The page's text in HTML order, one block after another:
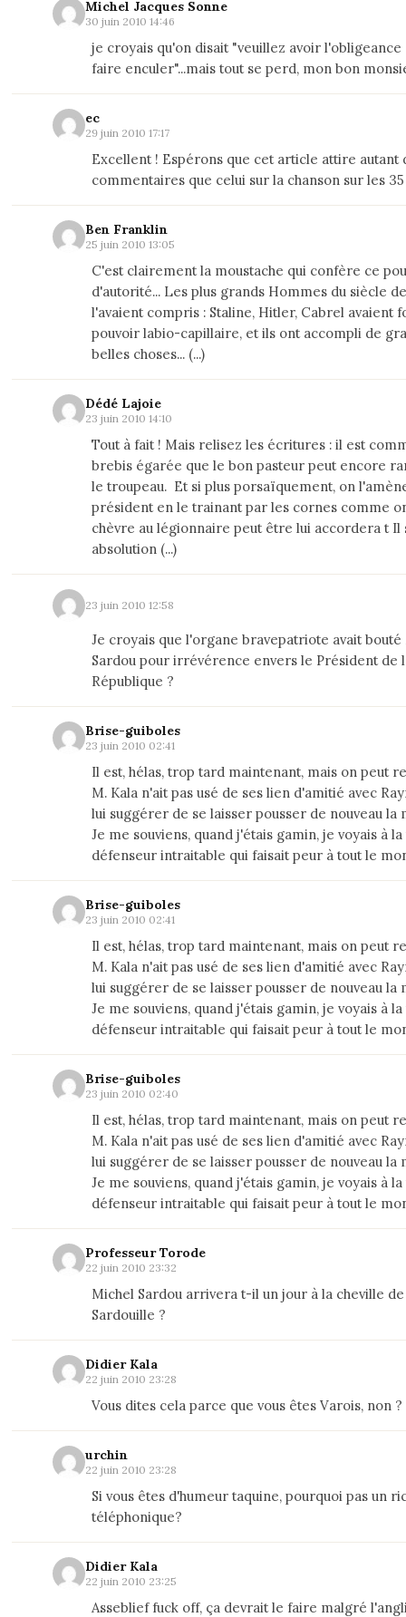
Michel Jacques Sonne
30 juin 2010 14:46
je croyais qu'on disait "veuillez avoir l'obligeance
faire enculer"...mais tout se perd, mon bon
ec
29 juin 2010 17:17
Excellent ! Espérons que cet article attire autant
commentaires que celui sur la chanson sur les 35
Ben Franklin
25 juin 2010 13:05
C'est clairement la moustache qui confère ce
d'autorité... Les plus grands Hommes du siècle
l'avaient compris : Staline, Hitler, Cabrel avaient
pouvoir labio-capillaire, et ils ont accompli de
belles choses... (...)
Dédé Lajoie
23 juin 2010 14:10
Tout à fait ! Mais relisez les écritures : il est
brebis égarée que le bon pasteur peut encore
le troupeau. Et si plus porsaïquement, on
président en le trainant par les cornes comme
chèvre au légionnaire peut être lui accordera t Il
absolution (...)
23 juin 2010 12:58
Je croyais que l'organe bravepatriote avait bouté
Sardou pour irrévérence envers le Président de
République ?
Brise-guiboles
23 juin 2010 02:41
Il est, hélas, trop tard maintenant, mais on peut
M. Kala n'ait pas usé de ses lien d'amitié avec
lui suggérer de se laisser pousser de nouveau la
Je me souviens, quand j'étais gamin, je voyais à
défenseur intraitable qui faisait peur à tout le
Brise-guiboles
23 juin 2010 02:41
Il est, hélas, trop tard maintenant, mais on peut
M. Kala n'ait pas usé de ses lien d'amitié avec
lui suggérer de se laisser pousser de nouveau la
Je me souviens, quand j'étais gamin, je voyais à
défenseur intraitable qui faisait peur à tout le
Brise-guiboles
23 juin 2010 02:40
Il est, hélas, trop tard maintenant, mais on peut
M. Kala n'ait pas usé de ses lien d'amitié avec
lui suggérer de se laisser pousser de nouveau la
Je me souviens, quand j'étais gamin, je voyais à
défenseur intraitable qui faisait peur à tout le
Professeur Torode
22 juin 2010 23:32
Michel Sardou arrivera t-il un jour à la cheville
Sardouille ?
Didier Kala
22 juin 2010 23:28
Vous dites cela parce que vous êtes Varois, non ?
urchin
22 juin 2010 23:28
Si vous êtes d'humeur taquine, pourquoi pas un
téléphonique?
Didier Kala
22 juin 2010 23:25
Asseblief fuck off, ça devrait le faire malgré